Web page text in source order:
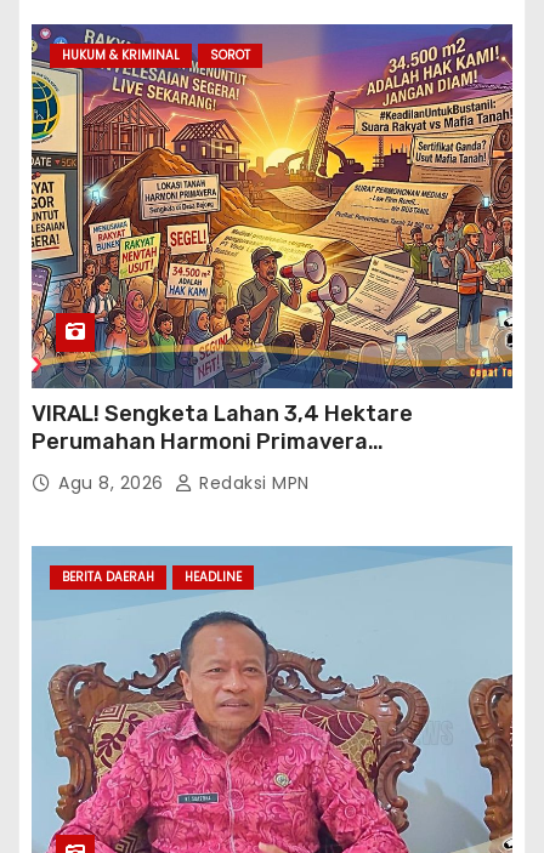
HUKUM & KRIMINAL SOROT
VIRAL! Sengketa Lahan 3,4 Hektare
Perumahan Harmoni Primavera
Klapanunggal, GMPRI Bogor Minta Menteri
Perumahan Blacklist PT BTC
Agu 8, 2026 Redaksi MPN
BERITA DAERAH HEADLINE